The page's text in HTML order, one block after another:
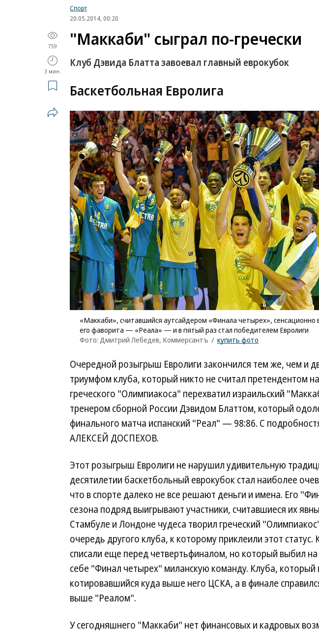
Спорт
20.05.2014, 00:20
759
3 мин.
"Маккаби" сыграл по-гречески
Клуб Дэвида Блатта завоевал главный еврокубок
Баскетбольная Евролига
«Маккаби», считавшийся аутсайдером «Финала четырех»,
его фаворита — «Реала» — и в пятый раз стал победителем Евролиги
Фото: Дмитрий Лебедев, Коммерсантъ / купить фото
Очередной розыгрыш Евролиги закончился тем же, чем и
триумфом клуба, который никто не считал претендентом
греческого "Олимпиакоса" перехватил израильский
тренером сборной России Дэвидом Блаттом, который
финального матча испанский "Реал" — 98:86. С
АЛЕКСЕЙ ДОСПЕХОВ.
Этот розыгрыш Евролиги не нарушил удивительную
десятилетии баскетбольный еврокубок стал наиболее
что в спорте далеко не все решают деньги и имена. Его
сезона подряд выигрывают участники, считавшиеся их
Стамбуле и Лондоне чудеса творил греческий
очередь другого клуба, к которому приклеили этот статус.
списали еще перед четвертьфиналом, но который выбил
себе "Финал четырех" миланскую команду. Клуба, который
котировавшийся куда выше него ЦСКА, а в финале
выше "Реалом".
У сегодняшнего "Маккаби" нет финансовых и кадровых